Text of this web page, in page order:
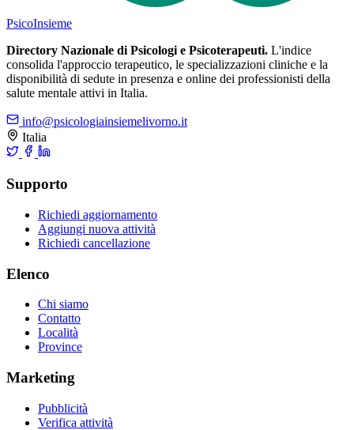
PsicoInsieme
Directory Nazionale di Psicologi e Psicoterapeuti. L'indice
consolida l'approccio terapeutico, le specializzazioni cliniche e la
disponibilità di sedute in presenza e online dei professionisti della
salute mentale attivi in Italia.
info@psicologiainsiemelivorno.it
Italia
Supporto
Richiedi aggiornamento
Aggiungi nuova attività
Richiedi cancellazione
Elenco
Chi siamo
Contatto
Località
Province
Marketing
Pubblicità
Verifica attività